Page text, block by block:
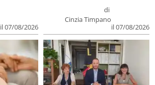
il 07/08/2026
di
Cinzia Timpano
il 07/08/2026